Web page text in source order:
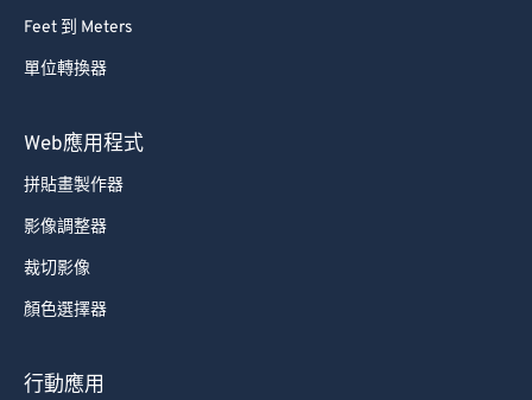
Feet 到 Meters
單位轉換器
Web應用程式
拼貼畫製作器
影像調整器
裁切影像
顏色選擇器
行動應用